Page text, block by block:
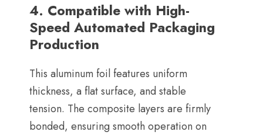
4. Compatible with High-
Speed Automated Packaging
Production
This aluminum foil features uniform
thickness, a flat surface, and stable
tension. The composite layers are firmly
bonded, ensuring smooth operation on